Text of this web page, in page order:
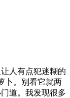
人有点犯迷糊的
卜。别看它就两
道。我发现很多